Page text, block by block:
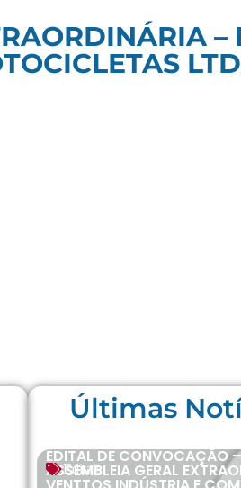
–
Últimas
Editais
EDITAL DE CONVOCAÇÃO –
ASSEMBLEIA GERAL